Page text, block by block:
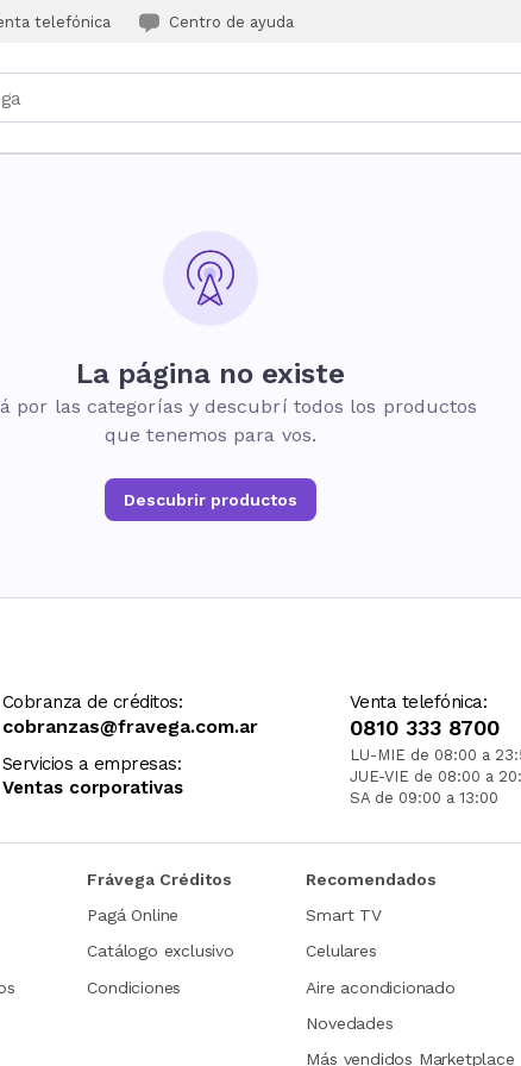
telefónica Centro de ayuda
La página no existe
por las categorías y descubrí todos los productos
que tenemos para vos.
Descubrir productos
Cobranza de créditos:
cobranzas@fravega.com.ar
Servicios a empresas:
Ventas corporativas
Venta telefónica:
0810 333 8700
LU-MIE de 08:00 a
JUE-VIE de 08:00 a
SA de 09:00 a 13:00
Frávega Créditos
Pagá Online
Catálogo exclusivo
Condiciones
Recomendados
Smart TV
Celulares
Aire acondicionado
Novedades
Más vendidos Marketplace